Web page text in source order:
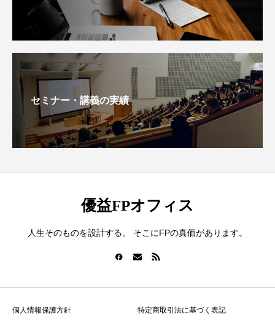
セミナー・講義の実績
優益FPオフィス
人生そのものを設計する。 そこにFPの真価があります。
個人情報保護方針 特定商取引法に基づく表記